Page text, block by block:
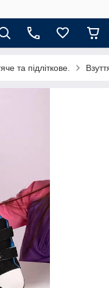
та підліткове.